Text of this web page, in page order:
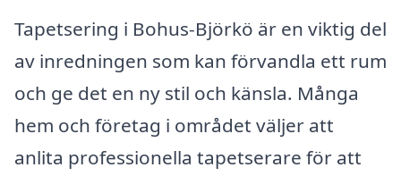
Tapetsering i Bohus-Björkö är en viktig del
av inredningen som kan förvandla ett rum
och ge det en ny stil och känsla. Många
hem och företag i området väljer att
anlita professionella tapetserare för att